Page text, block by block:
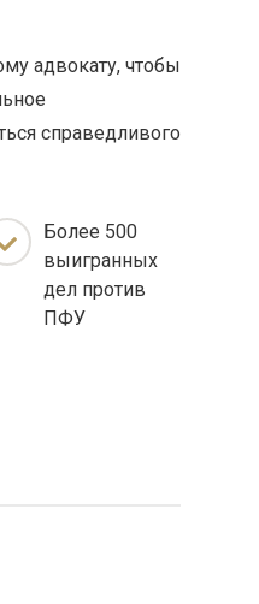
адвокату, чтобы
справедливого
Более 500
выигранных
дел против
ПФУ